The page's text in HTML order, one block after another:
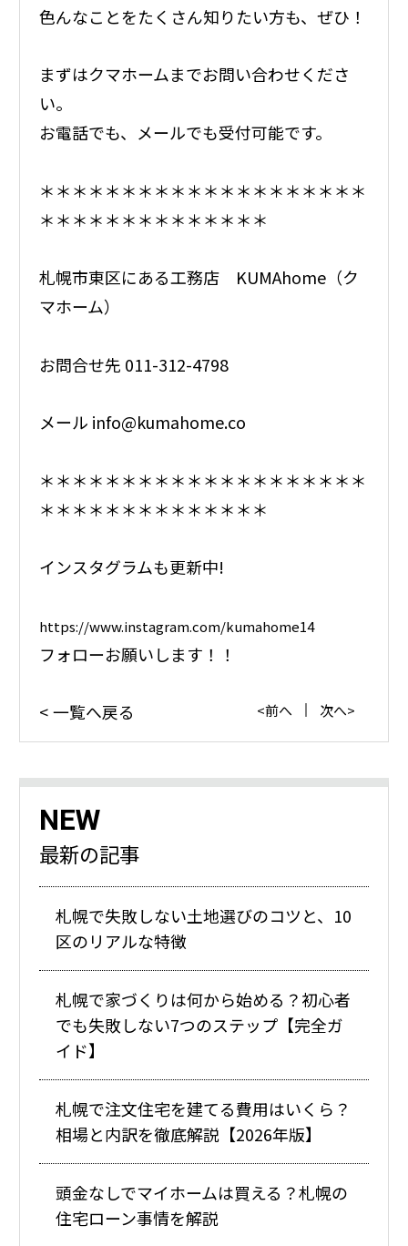
色んなことをたくさん知りたい方も、ぜひ！
まずはクマホームまでお問い合わせくださ
い。
お電話でも、メールでも受付可能です。
＊＊＊＊＊＊＊＊＊＊＊＊＊＊＊＊＊＊＊＊
＊＊＊＊＊＊＊＊＊＊＊＊＊＊
札幌市東区にある工務店 KUMAhome（ク
マホーム）
お問合せ先 011-312-4798
メール info@kumahome.co
＊＊＊＊＊＊＊＊＊＊＊＊＊＊＊＊＊＊＊＊
＊＊＊＊＊＊＊＊＊＊＊＊＊＊
インスタグラムも更新中!
https://www.instagram.com/kumahome14
フォローお願いします！！
一覧へ戻る 前へ 次へ
NEW
最新の記事
札幌で失敗しない土地選びのコツと、10
区のリアルな特徴
札幌で家づくりは何から始める？初心者
でも失敗しない7つのステップ【完全ガ
イド】
札幌で注文住宅を建てる費用はいくら？
相場と内訳を徹底解説【2026年版】
頭金なしでマイホームは買える？札幌の
住宅ローン事情を解説